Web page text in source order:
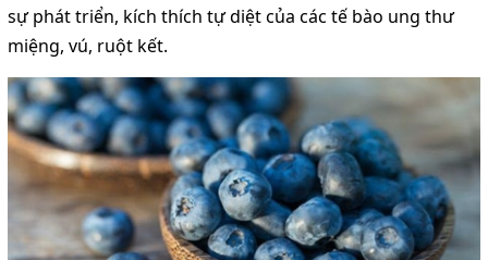
sự phát triển, kích thích tự diệt của các tế bào ung thư
miệng, vú, ruột kết.